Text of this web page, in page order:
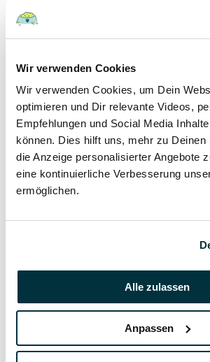
Wir verwenden Cookies
Wir verwenden Cookies, um Dein
optimieren und Dir relevante Videos,
Empfehlungen und Social Media
können. Dies hilft uns, mehr zu Deinen
die Anzeige personalisierter Angebote
eine kontinuierliche Verbesserung
ermöglichen.
Alle zulassen
Anpassen
Hunde
22 August 2022
Hundefutter und Wasser im
besonders geachtet werden?
Hunde
17 August 2022
Was dürfen Katzen nicht essen?
Katzen
Vitamin B für den Hund: Für was
Hunde
13 August 2022